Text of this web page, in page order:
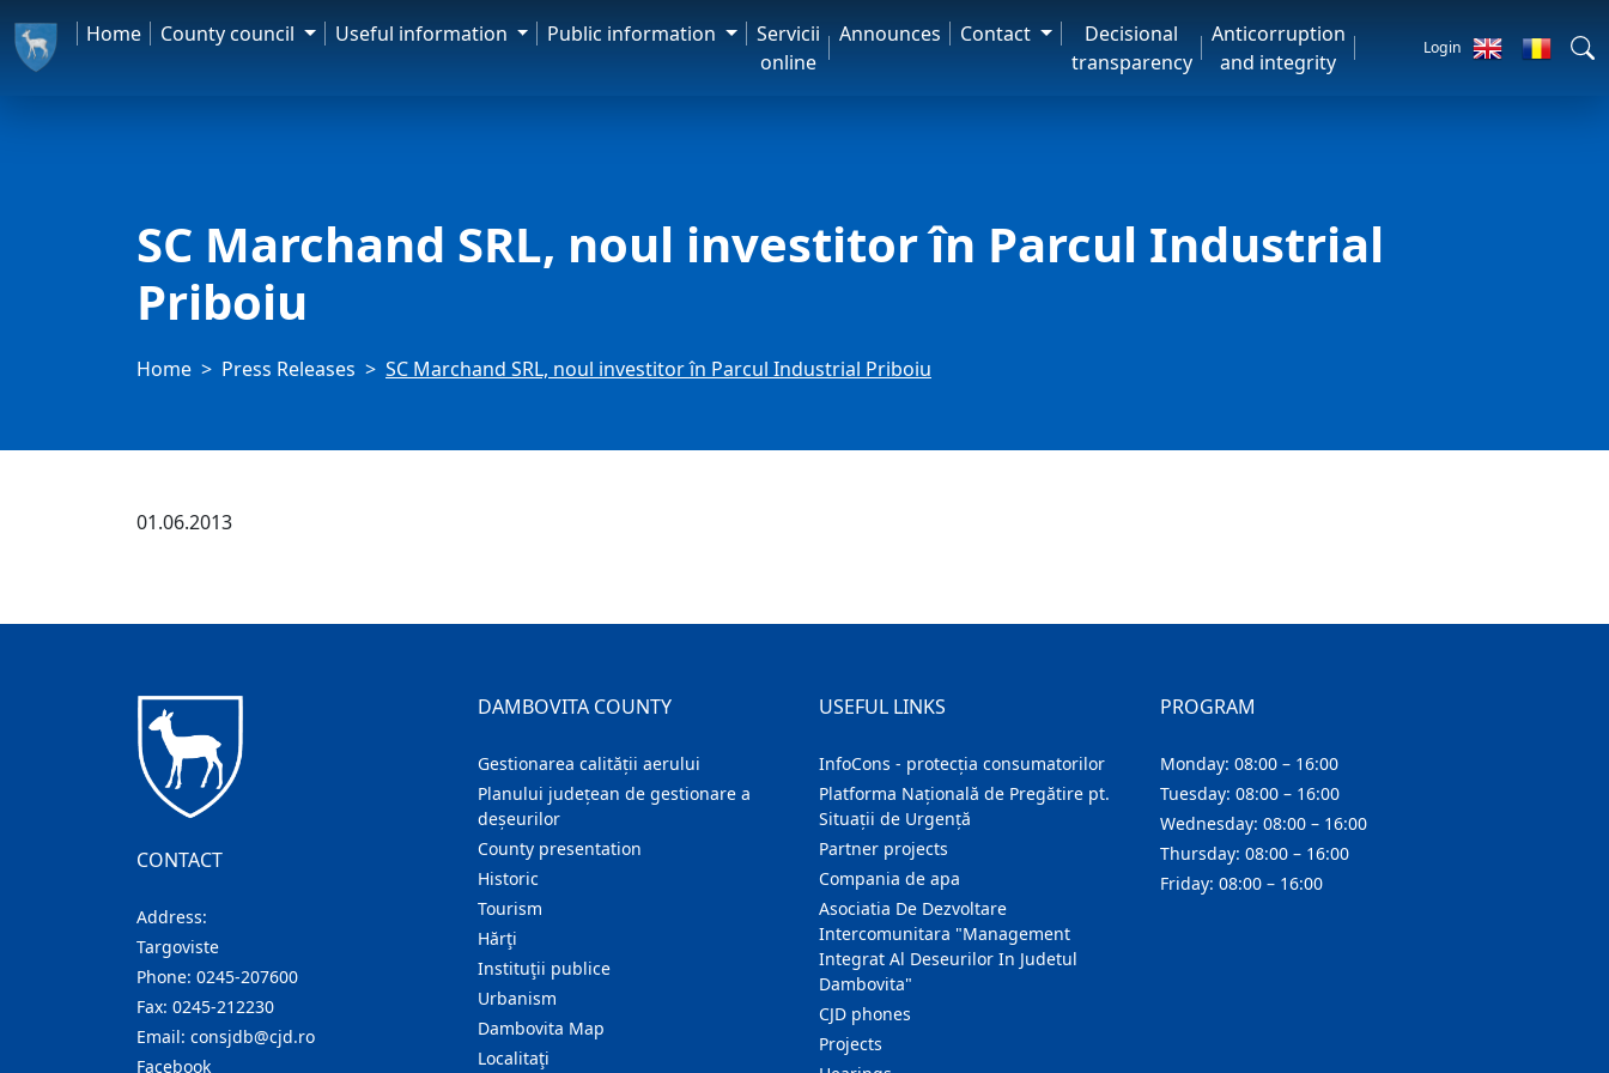
Home County council Useful information Public information
Servicii
online
Announces Contact
Decisional
transparency
Anticorruption
and integrity
Login
SC Marchand SRL, noul investitor în Parcul Industrial
Priboiu
Home Press Releases SC Marchand SRL, noul investitor în Parcul Industrial Priboiu
01.06.2013
CONTACT
Address:
Targoviste
Phone: 0245-207600
Fax: 0245-212230
Email: consjdb@cjd.ro
Facebook
DAMBOVITA COUNTY
Gestionarea calității aerului
Planului județean de gestionare a
deșeurilor
County presentation
Historic
Tourism
Hărţi
Instituţii publice
Urbanism
Dambovita Map
Localitaţi
USEFUL LINKS
InfoCons - protecția consumatorilor
Platforma Națională de Pregătire pt.
Situații de Urgență
Partner projects
Compania de apa
Asociatia De Dezvoltare
Intercomunitara "Management
Integrat Al Deseurilor In Judetul
Dambovita"
CJD phones
Projects
PROGRAM
Monday: 08:00 – 16:00
Tuesday: 08:00 – 16:00
Wednesday: 08:00 – 16:00
Thursday: 08:00 – 16:00
Friday: 08:00 – 16:00